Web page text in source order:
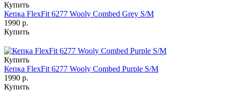
Купить
Кепка FlexFit 6277 Wooly Combed Grey S/M
1990 р.
Купить
Купить
Кепка FlexFit 6277 Wooly Combed Purple S/M
1990 р.
Купить